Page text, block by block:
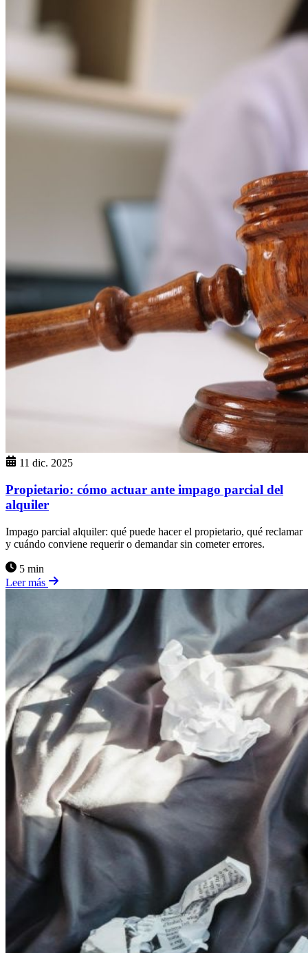
11 dic. 2025
Propietario: cómo actuar ante impago parcial del
alquiler
Impago parcial alquiler: qué puede hacer el propietario, qué reclamar
y cuándo conviene requerir o demandar sin cometer errores.
5 min
Leer más